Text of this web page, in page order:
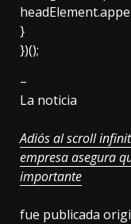
}
})();
–
La noticia
Adiós al scroll
empresa asegura
importante
fue publicada